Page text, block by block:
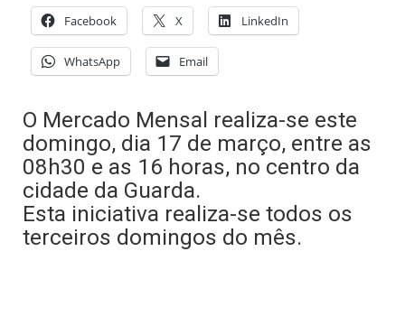
Facebook X LinkedIn
WhatsApp Email
O Mercado Mensal realiza-se este
domingo, dia 17 de março, entre as
08h30 e as 16 horas, no centro da
cidade da Guarda.
Esta iniciativa realiza-se todos os
terceiros domingos do mês.